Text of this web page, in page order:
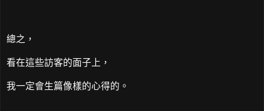
總之，
看在這些訪客的面子上，
我一定會生篇像樣的心得的。